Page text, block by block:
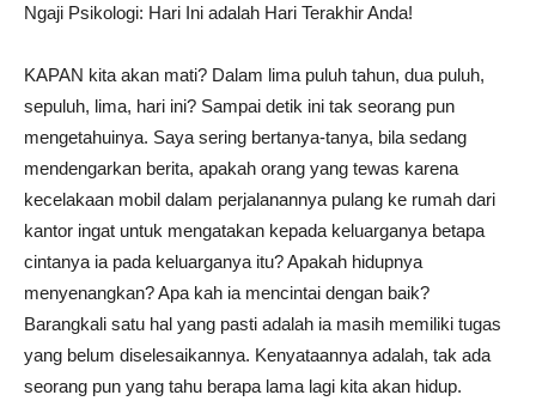
Ngaji Psikologi: Hari Ini adalah Hari Terakhir Anda!
KAPAN kita akan mati? Dalam lima puluh tahun, dua puluh,
sepuluh, lima, hari ini? Sampai detik ini tak seorang pun
mengetahuinya. Saya sering bertanya-tanya, bila sedang
mendengarkan berita, apakah orang yang tewas karena
kecelakaan mobil dalam perjalanannya pulang ke rumah dari
kantor ingat untuk mengatakan kepada keluarganya betapa
cintanya ia pada keluarganya itu? Apakah hidupnya
menyenangkan? Apa kah ia mencintai dengan baik?
Barangkali satu hal yang pasti adalah ia masih memiliki tugas
yang belum diselesaikannya. Kenyataannya adalah, tak ada
seorang pun yang tahu berapa lama lagi kita akan hidup.